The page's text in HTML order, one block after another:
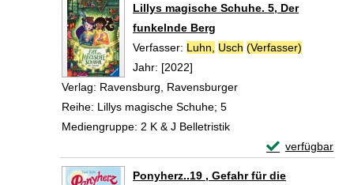
Lillys magische Schuhe. 5, Der
funkelnde Berg
Verfasser: Luhn, Usch (Verfasser)
Jahr: [2022]
Verlag: Ravensburg, Ravensburger
Reihe: Lillys magische Schuhe; 5
Mediengruppe: 2 K & J Belletristik
verfügbar
Exemplar-
Ponyherz..19 , Gefahr für die